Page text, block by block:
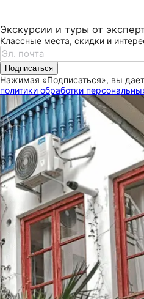
Экскурсии и туры от
Классные места, скидки и
Подписаться
Нажимая «Подписаться», вы
политики обработки